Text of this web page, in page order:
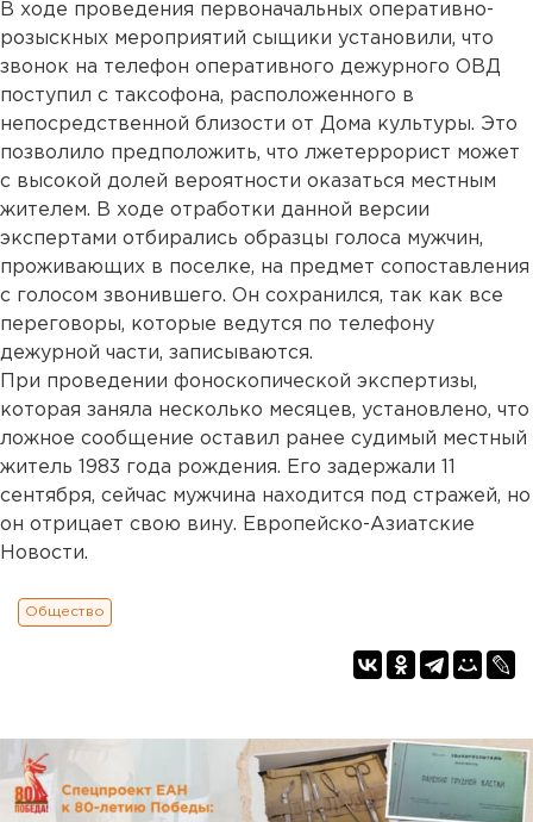
В ходе проведения первоначальных оперативно-
розыскных мероприятий сыщики установили, что
звонок на телефон оперативного дежурного ОВД
поступил с таксофона, расположенного в
непосредственной близости от Дома культуры. Это
позволило предположить, что лжетеррорист может
с высокой долей вероятности оказаться местным
жителем. В ходе отработки данной версии
экспертами отбирались образцы голоса мужчин,
проживающих в поселке, на предмет сопоставления
с голосом звонившего. Он сохранился, так как все
переговоры, которые ведутся по телефону
дежурной части, записываются.
При проведении фоноскопической экспертизы,
которая заняла несколько месяцев, установлено, что
ложное сообщение оставил ранее судимый местный
житель 1983 года рождения. Его задержали 11
сентября, сейчас мужчина находится под стражей, но
он отрицает свою вину. Европейско-Азиатские
Новости.
Общество